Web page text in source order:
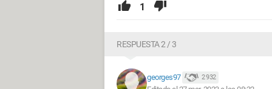
1
RESPUESTA 2 / 3
georges97 2 932